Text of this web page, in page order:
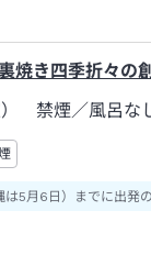
焼き四季折々の
） 禁煙／風呂な
5月6日）までに出発